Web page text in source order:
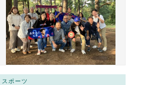
スポーツ